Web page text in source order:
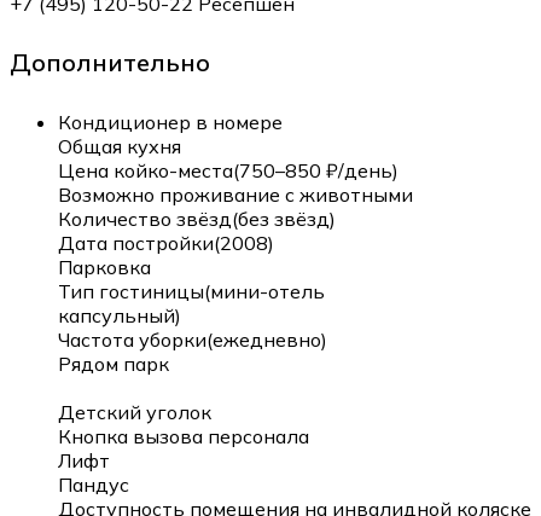
Дополнительно
Кондиционер в номере
Общая кухня
Цена койко-места(750–850 ₽/день)
Возможно проживание с животными
Количество звёзд(без звёзд)
Дата постройки(2008)
Парковка
Тип гостиницы(мини-отель
капсульный)
Частота уборки(ежедневно)
Рядом парк
Детский уголок
Кнопка вызова персонала
Лифт
Пандус
Доступность помещения на инвалидной коляске